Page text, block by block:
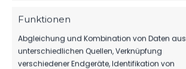
Funktionen
Abgleichung und Kombination von Daten aus
unterschiedlichen Quellen, Verknüpfung
verschiedener Endgeräte, Identifikation von
Ähnlicher Beitrag